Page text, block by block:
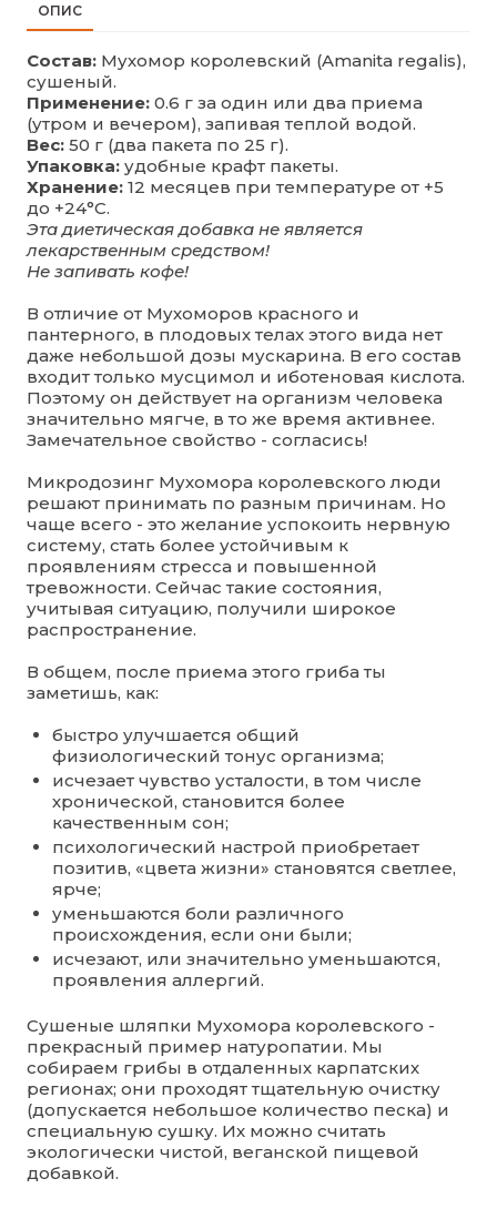
ОПИС
Состав: Мухомор королевский (Amanita regalis),
сушеный.
Применение: 0.6 г за один или два приема
(утром и вечером), запивая теплой водой.
Вес: 50 г (два пакета по 25 г).
Упаковка: удобные крафт пакеты.
Хранение: 12 месяцев при температуре от +5
до +24°C.
Эта диетическая добавка не является
лекарственным средством!
Не запивать кофе!
В отличие от Мухоморов красного и
пантерного, в плодовых телах этого вида нет
даже небольшой дозы мускарина. В его состав
входит только мусцимол и иботеновая кислота.
Поэтому он действует на организм человека
значительно мягче, в то же время активнее.
Замечательное свойство - согласись!
Микродозинг Мухомора королевского люди
решают принимать по разным причинам. Но
чаще всего - это желание успокоить нервную
систему, стать более устойчивым к
проявлениям стресса и повышенной
тревожности. Сейчас такие состояния,
учитывая ситуацию, получили широкое
распространение.
В общем, после приема этого гриба ты
заметишь, как:
быстро улучшается общий
физиологический тонус организма;
исчезает чувство усталости, в том числе
хронической, становится более
качественным сон;
психологический настрой приобретает
позитив, «цвета жизни» становятся светлее,
ярче;
уменьшаются боли различного
происхождения, если они были;
исчезают, или значительно уменьшаются,
проявления аллергий.
Сушеные шляпки Мухомора королевского -
прекрасный пример натуропатии. Мы
собираем грибы в отдаленных карпатских
регионах; они проходят тщательную очистку
(допускается небольшое количество песка) и
специальную сушку. Их можно считать
экологически чистой, веганской пищевой
добавкой.